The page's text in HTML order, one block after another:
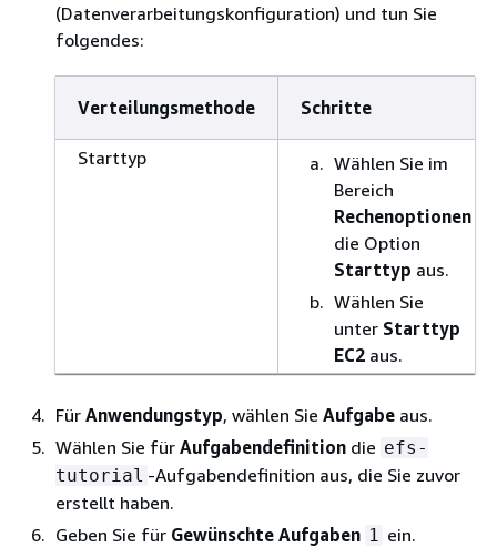
(Datenverarbeitungskonfiguration) und tun Sie
folgendes:
Verteilungsmethode Schritte
Starttyp
Wählen Sie im
Bereich
Rechenoptionen
die Option
Starttyp aus.
Wählen Sie
unter Starttyp
EC2 aus.
Für Anwendungstyp, wählen Sie Aufgabe aus.
Wählen Sie für Aufgabendefinition die efs-
tutorial -Aufgabendefinition aus, die Sie zuvor
erstellt haben.
Geben Sie für Gewünschte Aufgaben 1 ein.